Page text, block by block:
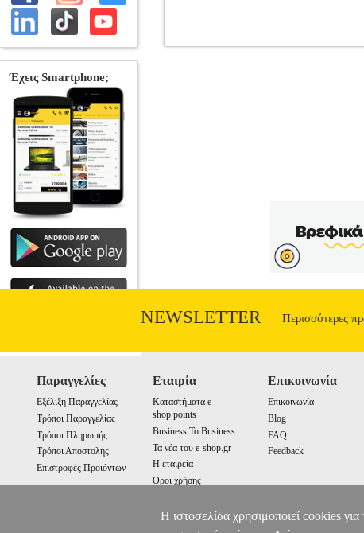
NEWSLETTER Περισσότερες
Παραγγελίες
Εξέλιξη Παραγγελίας
Τρόποι Παραγγελίας
Τρόποι Πληρωμής
Τρόποι Αποστολής
Επιστροφές Προιόντων
Εταιρία
Καταστήματα e-
shop points
Business To Business
Τα νέα του e-shop.gr
Η εταιρεία
Οροι χρήσης
Επικοινωνία
Επικοινωνία
Blog
FAQ
Feedback
Η ιστοσελίδα χρησιμοποιεί cookies